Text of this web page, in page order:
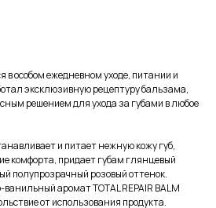
в особом ежедневном уходе, питании и
эксклюзивную рецептуру бальзама,
решением для ухода за губами в любое
и питает нежную кожу губ,
комфорта, придает губам глянцевый
полупрозрачный розовый оттенок.
аромат TOTAL REPAIR BALM
от использования продукта.